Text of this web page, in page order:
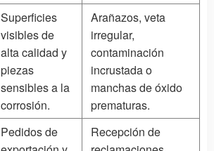
Superficies
visibles de
alta calidad y
piezas
sensibles a la
corrosión.
Arañazos, veta
irregular,
contaminación
incrustada o
manchas de óxido
prematuras.
Pedidos de
Recepción de